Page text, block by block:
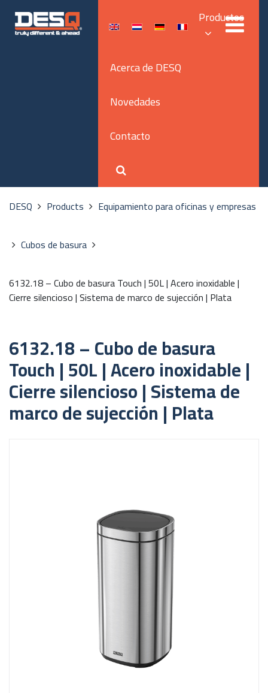
Productos
Acerca de DESQ
Novedades
Contacto
DESQ Products Equipamiento para oficinas y empresas
Cubos de basura
6132.18 – Cubo de basura Touch | 50L | Acero inoxidable |
Cierre silencioso | Sistema de marco de sujección | Plata
6132.18 – Cubo de basura
Touch | 50L | Acero inoxidable |
Cierre silencioso | Sistema de
marco de sujección | Plata